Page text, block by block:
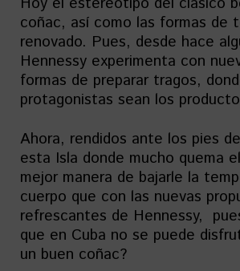
coñac, así como las formas de
renovado. Pues, desde hace
Hennessy experimenta con
formas de preparar tragos,
protagonistas sean los
Ahora, rendidos ante los pies
esta Isla donde mucho quema
mejor manera de bajarle la
cuerpo que con las nuevas
refrescantes de Hennessy,
que en Cuba no se puede
un buen coñac?